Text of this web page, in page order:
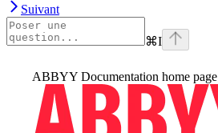
Suivant
⌘I
ABBYY Documentation home page